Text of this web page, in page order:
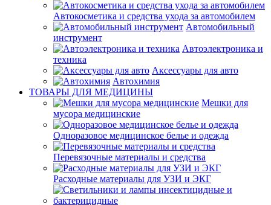
Автокосметика и средства ухода за автомобилем
Автомобильный
инструмент
Автоэлектроника и
техника
Аксессуары для авто
Автохимия
ТОВАРЫ ДЛЯ МЕДИЦИНЫ
Мешки для
мусора медицинские
Одноразовое медицинское белье и одежда
Перевязочные материалы и средства
Расходные материалы для УЗИ и ЭКГ